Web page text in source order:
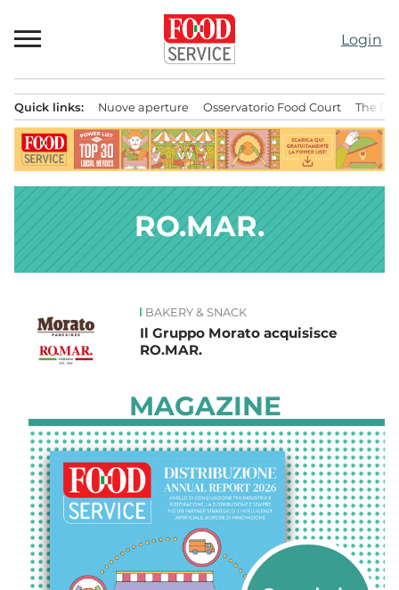
al
contenuto
Login
principale
Quick links: Nuove aperture Osservatorio Food Court The
RO.MAR.
News BAKERY & SNACK
Il Gruppo Morato acquisisce
RO.MAR.
MAGAZINE